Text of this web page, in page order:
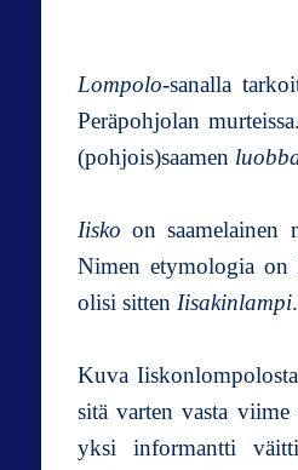
Lompolo-sanalla
Peräpohjolan
(pohjois)saamen
Iisko on saamelainen
Nimen etymologia on
olisi sitten Iisakinlampi.
Kuva
sitä varten vasta
yksi informantti